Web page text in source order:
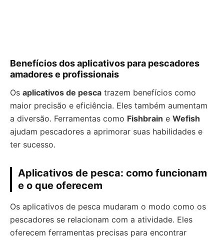
Benefícios dos aplicativos para pescadores
amadores e profissionais
Os aplicativos de pesca trazem benefícios como
maior precisão e eficiência. Eles também aumentam
a diversão. Ferramentas como Fishbrain e Wefish
ajudam pescadores a aprimorar suas habilidades e
ter sucesso.
Aplicativos de pesca: como funcionam
e o que oferecem
Os aplicativos de pesca mudaram o modo como os
pescadores se relacionam com a atividade. Eles
oferecem ferramentas precisas para encontrar